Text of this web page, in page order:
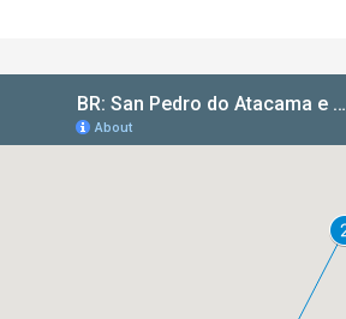
surpreendenteSalar de Uyuni